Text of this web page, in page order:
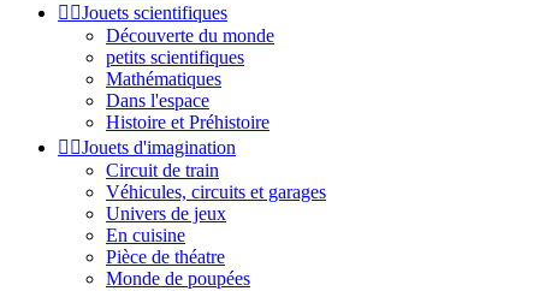
 Jouets scientifiques
Découverte du monde
petits scientifiques
Mathématiques
Dans l'espace
Histoire et Préhistoire
 Jouets d'imagination
Circuit de train
Véhicules, circuits et garages
Univers de jeux
En cuisine
Pièce de théatre
Monde de poupées